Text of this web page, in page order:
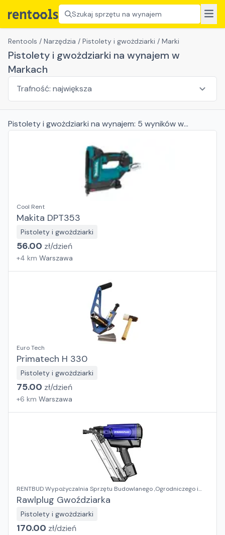
Szukaj sprzętu na wynajem
Rentools / Narzędzia / Pistolety i gwożdziarki / Marki
Pistolety i gwożdziarki na wynajem w
Markach
Pistolety i gwożdziarki na wynajem: 5 wynikóww
Cool Rent
Makita DPT353
Pistolety i gwożdziarki
56.00 zł/dzień
+4 km Warszawa
Euro Tech
Primatech H 330
Pistolety i gwożdziarki
75.00 zł/dzień
+6 km Warszawa
RENTBUD Wypożyczalnia Sprzętu Budowlanego ,Ogrodniczego i
Elektronarzędzi
Rawlplug Gwoździarka
Pistolety i gwożdziarki
170.00 zł/dzień